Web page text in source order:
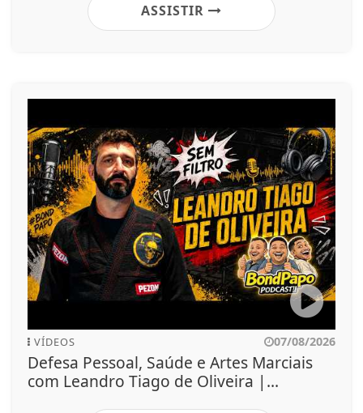
ASSISTIR
VÍDEOS 07/08/2026
Defesa Pessoal, Saúde e Artes Marciais
com Leandro Tiago de Oliveira |...